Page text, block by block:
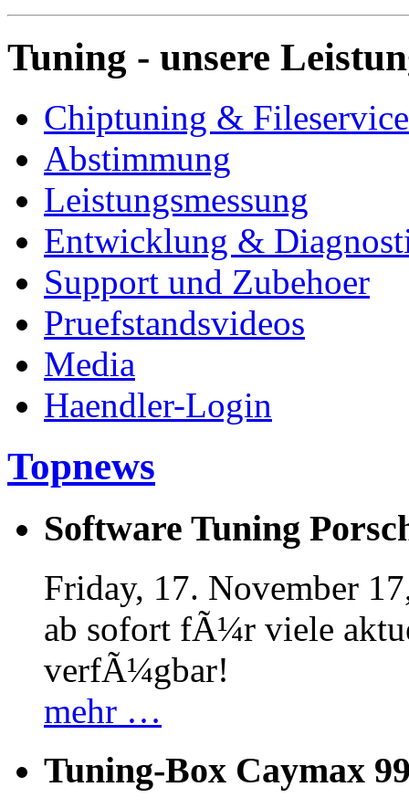
Tuning - unsere
Chiptuning & Fileservice
Abstimmung
Leistungsmessung
Entwicklung &
Support und Zubehoer
Pruefstandsvideos
Media
Haendler-Login
Topnews
Software Tuning
Friday, 17. November
ab sofort fÃ¼r viele
verfÃ¼gbar!
mehr …
Tuning-Box Caymax